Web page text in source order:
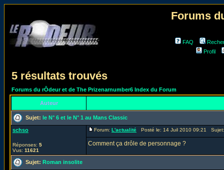
Forums
FAQ
Profil
5 résultats trouvés
Forums du rÔdeur et de The Prizenarnumber6 Index du Forum
Auteur
Sujet: le N° 6 et le N° 1 au Mans Classic
schso
Réponses: 5
Vus: 11621
Forum: L'actualité Posté le: 14 Juil 2010 09:21
Comment ça drôle de personnage ?
Sujet: Roman insolite